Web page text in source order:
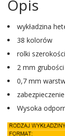
Opis
wykładzina
38 kolorów
rolki
2 mm grubości
0,7 mm
Wysoka